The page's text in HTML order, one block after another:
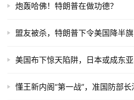
炮轰哈佛！特朗普在做功德？
盟友被杀，特朗普下令美国降半旗
美国布下惊天陷阱，日本或成东亚
懂王新内阁“第一战”，准国防部长